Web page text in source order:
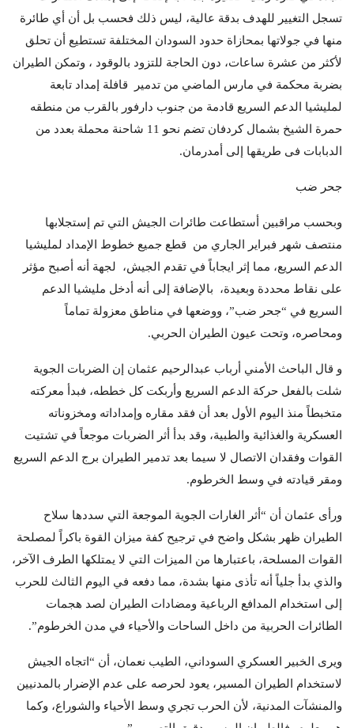
تسجل التغيير للهدف بدقة عالية، ليس ذلك فحسب بل أن أي طائرة
منها في جولاتها بمحازاة حدود السودان المختلفة تستطيع أن تحلق
لأكثر من عشرة ساعات، دون الحاجة للتزود بالوقود ، وتمكن الطيران
بضربة محكمة في مارس الماضي من تدمير قافلة إمداد تابعة
لمليشيا الدعم السريع قادمة من جنوب دارفور بالقرب من منطقه
حمرة الشيخ بشمال كردفان تضم نحو 11 شاحنة محملة بعدد من
الدبابات فى طريقها إلى أمدرمان.
جحر ضب
وبحسب مراقبين أستطاعت طائرات الجيش التي تم إستجلابها
منتصف شهر فبراير الجاري من قطع جميع خطوط الإمداد لمليشيا
الدعم السريع، مما إثر ايجاباً في تقدم الجيش، لجهة أنه أصبح مؤثر
على نقاط محددة وبعيدة، بالإضافة إلى أنه أدخل مليشيا الدعم
السريع في “جحر ضب”، ووضعها في مناطق معزولة تماماً
ومحاصره، وتحت عيون الطيران الحربي.
و قال الباحث الأمني أرباب عبدالرحيم عثمان إن الضربات الجوية
شلت بالفعل حركة الدعم السريع وأربكت كل خططه، فبدأ معركته
متخبطاً منذ اليوم الأول بعد أن فقد مقاره وإمداداته ومخزوناته
العسكرية والغذائية والطبية، وقد بدأ أثر الضربات موجعاً في تشتيت
القوات وفقدان الاتصال لا سيما بعد تدمير الطيران برج الدعم السريع
ومقر قيادته في وسط الخرطوم.
ورأى عثمان أن “أثر الغارات الجوية الموجعة التي سددها سلاح
الطيران ظهر بشكل واضح في ترجيح كفة ميزان القوة باكراً لمصلحة
القوات المسلحة، باعتبارها من الميزات التي لا يمتلكها الطرف الآخر،
والذي بدأ جلياً أنه تأذى منها بشدة، مما دفعه في اليوم الثالث للحرب
إلى استخدام المدافع الرباعية ومضادات الطيران لصد هجمات
الطائرات الحربية من داخل الساحات والأحياء في مدن الخرطوم”.
ويرى الخبير العسكري السوداني، الطيب نعمان، أن “اتجاه الجيش
لاستخدام الطيران المسير، يعود لحرصه على عدم الإضرار بالمدنيين
والمنشآت المدنية، لأن الحرب تجري وسط الأحياء والشوراع، وكما